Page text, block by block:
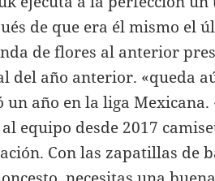
de que era él mismo el
de flores al anterior
del año anterior. «queda
año en la liga Mexicana.
equipo desde 2017
Con las zapatillas de